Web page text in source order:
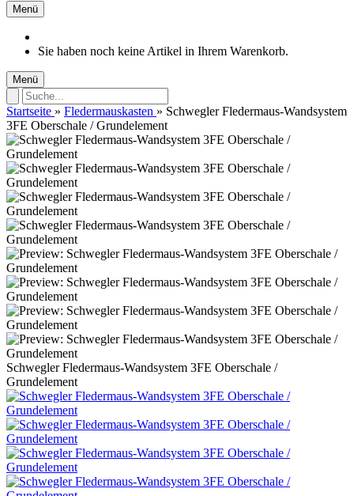
Menü
Sie haben noch keine Artikel in Ihrem Warenkorb.
Menü
Startseite » Fledermauskasten » Schwegler Fledermaus-Wandsystem
3FE Oberschale / Grundelement
Schwegler Fledermaus-Wandsystem 3FE Oberschale /
Grundelement